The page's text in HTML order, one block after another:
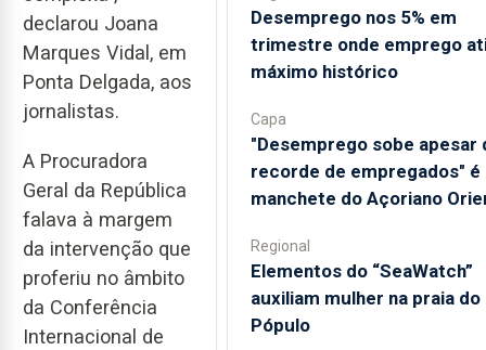
declarou Joana
Marques Vidal, em
Ponta Delgada, aos
jornalistas.
A Procuradora
Geral da República
falava à margem
da intervenção que
proferiu no âmbito
da Conferência
Internacional de
Desemprego nos 5% em
trimestre onde emprego
máximo histórico
Capa
"Desemprego sobe apesar
recorde de empregados" é
manchete do Açoriano
Regional
​Elementos do “SeaWatch”
auxiliam mulher na praia do
Pópulo